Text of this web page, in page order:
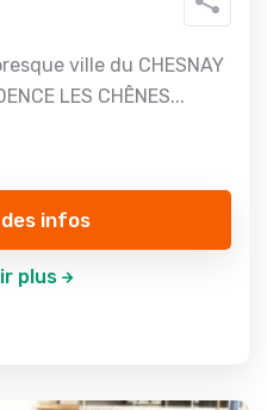
ville du CHESNAY
LES CHÊNES...
infos
plus